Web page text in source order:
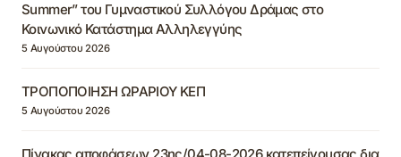
Summer” του Γυμναστικού Συλλόγου Δράμας στο
Κοινωνικό Κατάστημα Αλληλεγγύης
5 Αυγούστου 2026
ΤΡΟΠΟΠΟΙΗΣΗ ΩΡΑΡΙΟΥ ΚΕΠ
5 Αυγούστου 2026